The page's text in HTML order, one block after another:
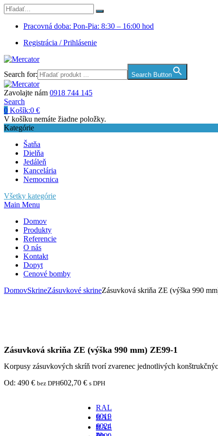
Pracovná doba: Pon-Pia: 8:30 – 16:00 hod
Registrácia / Prihlásenie
Search for: Search Button
Zavolajte nám 0918 744 145
Search
0 Košík:0 €
V košíku nemáte žiadne položky.
Kategórie
Šatňa
Dielňa
Jedáleň
Kancelária
Nemocnica
Všetky kategórie
Main Menu
Domov
Produkty
Referencie
O nás
Kontakt
Dopyt
Cenové bomby
DomovSkrineZásuvkové skrineZásuvková skriňa ZE (výška 990
Zásuvková skriňa ZE (výška 990 mm) ZE99-1
Korpusy zásuvkových skríň tvorí zvarenec jednotlivých
Od: 490 € bez DPH602,70 € s DPH
RAL
6019
-
za
RAL
6024
RAL